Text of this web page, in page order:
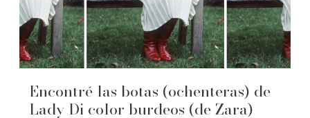
Encontré las botas (ochenteras) de
Lady Di color burdeos (de Zara)